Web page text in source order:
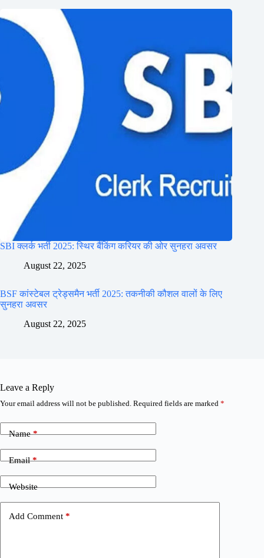
SBI क्लर्क भर्ती 2025: स्थिर बैंकिंग करियर की ओर सुनहरा अवसर
August 22, 2025
BSF कांस्टेबल ट्रेड्समैन भर्ती 2025: तकनीकी कौशल वालों के लिए
सुनहरा अवसर
August 22, 2025
Leave a Reply
Your email address will not be published. Required fields are marked *
Name*
Email*
Website
Add Comment *